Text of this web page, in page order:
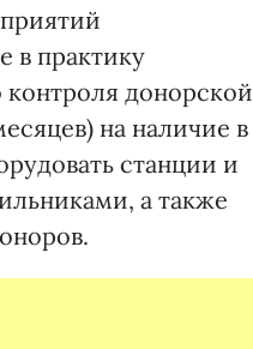
в практику
донорской
на наличие в
станции и
а также